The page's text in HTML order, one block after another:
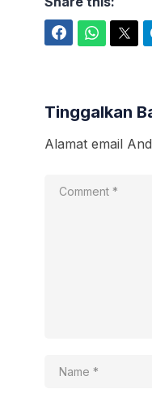
Tinggalkan
Alamat email